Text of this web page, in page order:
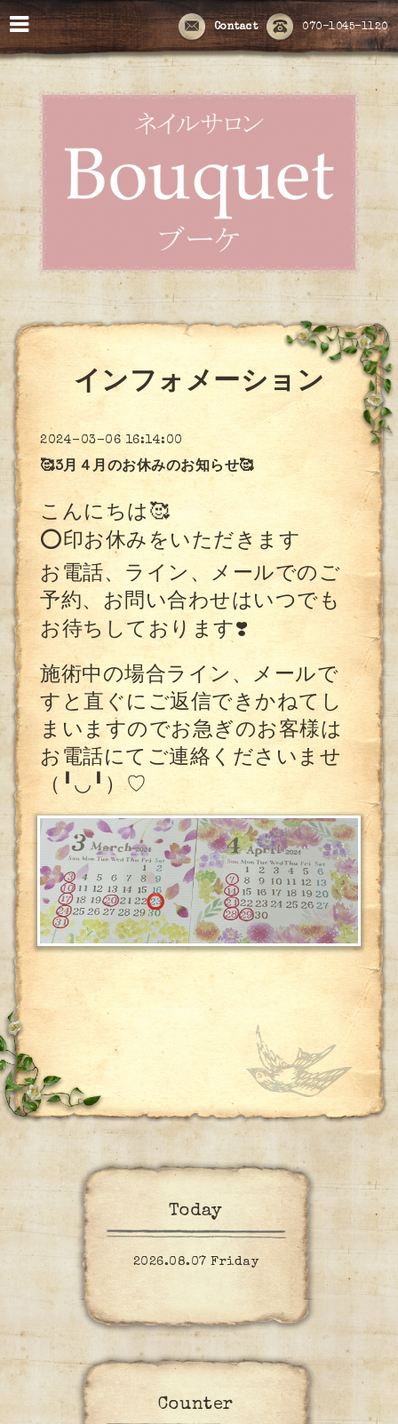
070-1045-1120
Contact
インフォメーション
2024-03-06 16:14:00
🥰3月４月のお休みのお知らせ🥰
こんにちは🥰
⭕️印お休みをいただきます
お電話、ライン、メールでのご
予約、お問い合わせはいつでも
お待ちしております❣️
施術中の場合ライン、メールで
すと直ぐにご返信できかねてし
まいますのでお急ぎのお客様は
お電話にてご連絡くださいませ
（╹◡╹）♡
Today
2026.08.07 Friday
Counter